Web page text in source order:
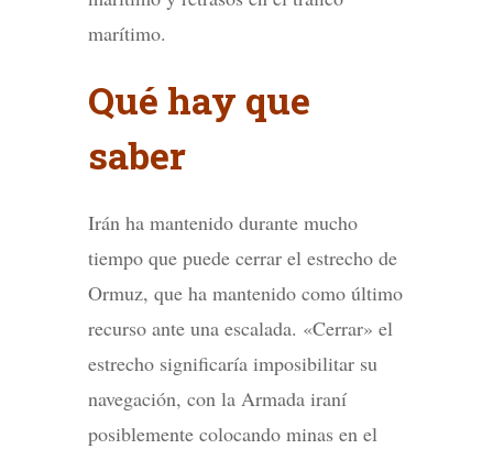
marítimo.
Qué hay que
saber
Irán ha mantenido durante mucho
tiempo que puede cerrar el estrecho de
Ormuz, que ha mantenido como último
recurso ante una escalada. «Cerrar» el
estrecho significaría imposibilitar su
navegación, con la Armada iraní
posiblemente colocando minas en el